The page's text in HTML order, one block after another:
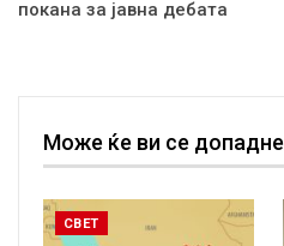
покана за јавна дебата
Може ќе ви се допадне
СВЕТ